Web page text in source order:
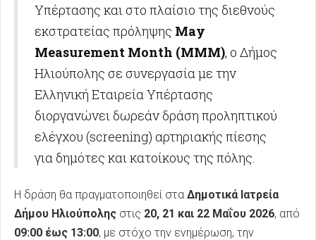
Υπέρτασης και στο πλαίσιο της διεθνούς
εκστρατείας πρόληψης May
Measurement Month (MMM), ο Δήμος
Ηλιούπολης σε συνεργασία με την
Ελληνική Εταιρεία Υπέρτασης
διοργανώνει δωρεάν δράση προληπτικού
ελέγχου (screening) αρτηριακής πίεσης
για δημότες και κατοίκους της πόλης.
Η δράση θα πραγματοποιηθεί στα Δημοτικά Ιατρεία
Δήμου Ηλιούπολης στις 20, 21 και 22 Μαΐου 2026, από
09:00 έως 13:00, με στόχο την ενημέρωση, την